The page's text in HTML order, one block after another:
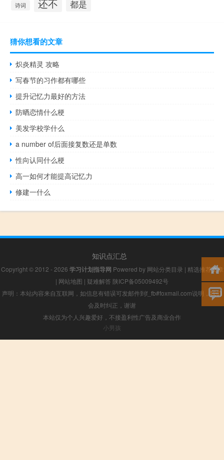
诗词 还不 都是
猜你想看的文章
炽炎精灵 攻略
写春节的习作都有哪些
提升记忆力最好的方法
防晒恋情什么梗
美发学校学什么
a number of后面接复数还是单数
性向认同什么梗
高一如何才能提高记忆力
修建一什么
知识点汇总
Copyright © 2012 - 2026 学习计划指导网 Powered by 网站分类目录 | 精选推荐文章
| 网站地图 | 疑难解答 陕ICP备05009492号
声明：本站内容来自互联网，如信息有错误可发邮件到f_fb#foxmail.com说明，我们
会及时纠正，谢谢
本站仅为个人兴趣爱好，不接盈利性广告及商业合作
小男孩